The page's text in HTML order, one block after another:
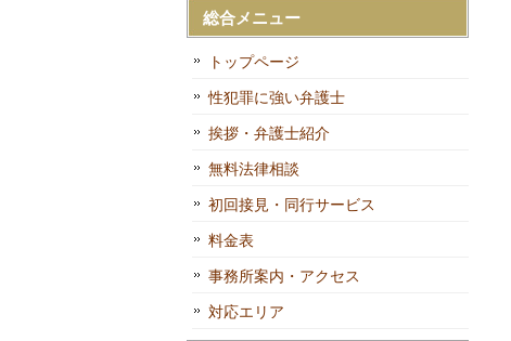
総合メニュー
トップページ
性犯罪に強い弁護士
挨拶・弁護士紹介
無料法律相談
初回接見・同行サービス
料金表
事務所案内・アクセス
対応エリア